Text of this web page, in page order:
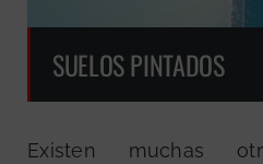
SUELOS PINTADOS
Existen muchas